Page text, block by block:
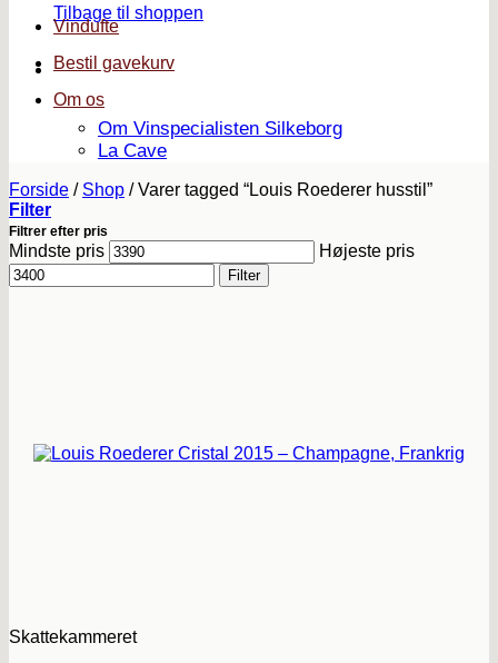
Tilbage til shoppen
Vindufte
Bestil gavekurv
Om os
Om Vinspecialisten Silkeborg
La Cave
Forside / Shop /Varer tagged “Louis Roederer husstil”
Filter
Filtrer efter pris
Mindste pris Højeste pris
Filter
Skattekammeret